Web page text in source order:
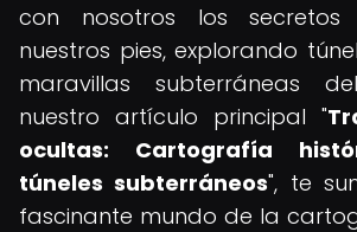
con nosotros los
nuestros pies, explorando
maravillas subterráneas
nuestro artículo principal "
ocultas: Cartografía
túneles subterráneos", te
fascinante mundo de la